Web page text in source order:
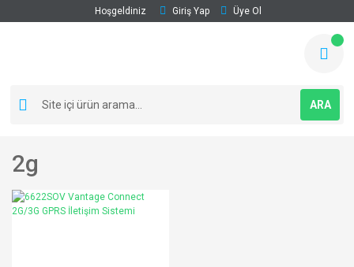
Hoşgeldiniz Giriş Yap Üye Ol
ARA
2g